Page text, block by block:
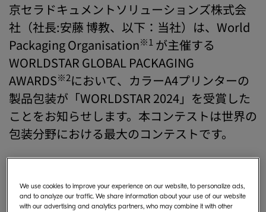
京セラドキュメントソリューションズ株式会
社（社長:安藤 博教、以下：当社）は、World
Packaging Organisation※1 が主催する
WORLDSTAR GLOBAL PACKAGING
AWARDS※2において、カラーA4プリンターの
製品包装が「WORLDSTAR 2024」を受賞した
ことをお知らせします。本コンテストは世界の
包装分野における最大のコンテストです。
We use cookies to improve your experience on our website, to personalize ads,
and to analyze our traffic. We share information about your use of our website
with our advertising and analytics partners, who may combine it with other